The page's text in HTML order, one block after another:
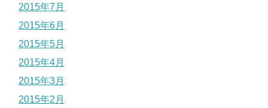
2015年7月
2015年6月
2015年5月
2015年4月
2015年3月
2015年2月